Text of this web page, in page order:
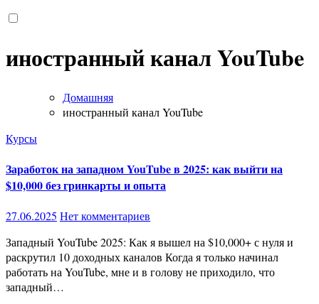
иностранный канал YouTube
Домашняя
иностранный канал YouTube
Курсы
Заработок на западном YouTube в 2025: как выйти на
$10,000 без гринкарты и опыта
27.06.2025 Нет комментариев
Западный YouTube 2025: Как я вышел на $10,000+ с нуля и
раскрутил 10 доходных каналов Когда я только начинал
работать на YouTube, мне и в голову не приходило, что
западный…